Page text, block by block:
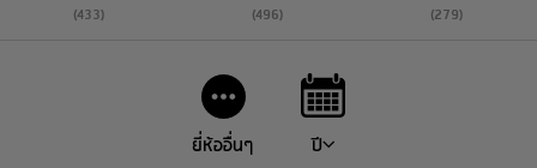
(433) (496) (279)
ยี่ห้ออื่นๆ ปี